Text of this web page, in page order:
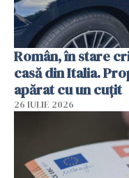
Român, în stare
casă din Italia.
apărat cu un cuțit
26 IULIE 2026